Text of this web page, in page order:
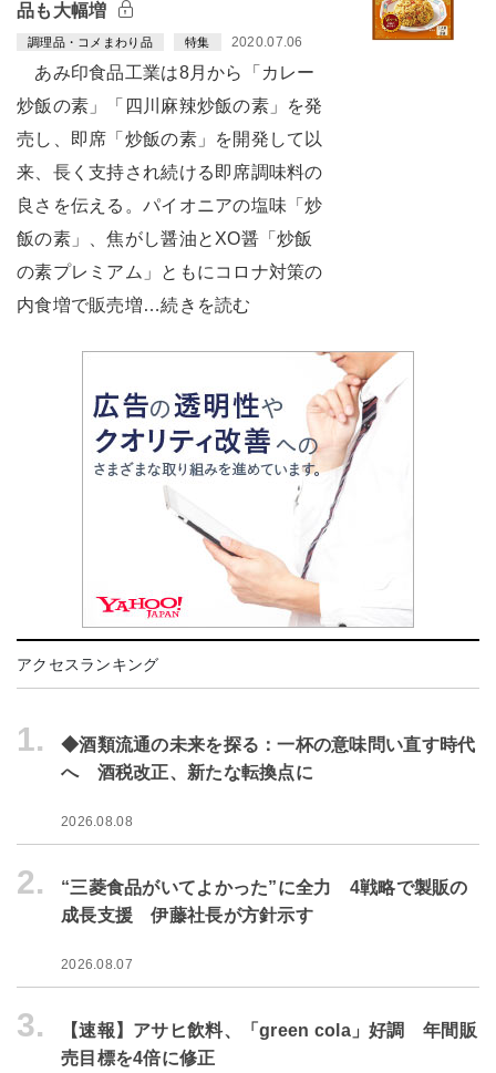
品も大幅増
調理品・コメまわり品 特集 2020.07.06
あみ印食品工業は8月から「カレー
炒飯の素」「四川麻辣炒飯の素」を発
売し、即席「炒飯の素」を開発して以
来、長く支持され続ける即席調味料の
良さを伝える。パイオニアの塩味「炒
飯の素」、焦がし醤油とXO醤「炒飯
の素プレミアム」ともにコロナ対策の
内食増で販売増…続きを読む
アクセスランキング
1.
◆酒類流通の未来を探る：一杯の意味問い直す時代
へ 酒税改正、新たな転換点に
2026.08.08
2.
“三菱食品がいてよかった”に全力 4戦略で製販の
成長支援 伊藤社長が方針示す
2026.08.07
3.
【速報】アサヒ飲料、「green cola」好調 年間販
売目標を4倍に修正